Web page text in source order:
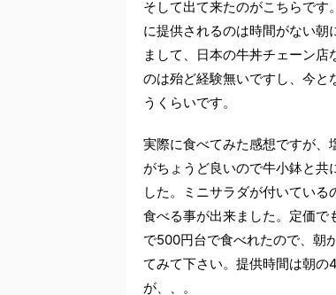
そして出て来たのがこちらで
に提供されるのは時間がない
まして、日本の牛丼チェーン
のは殆ど経験無いですし、今と
うくらいです。
実際に食べてみた感想ですが
がちょうど良いので牛小鉢と
した。ミニサラダが付いてい
食べる事が出来ました。定価で
で500円台で食べれたので、朝
てみて下さい。提供時間は朝の
が、、。